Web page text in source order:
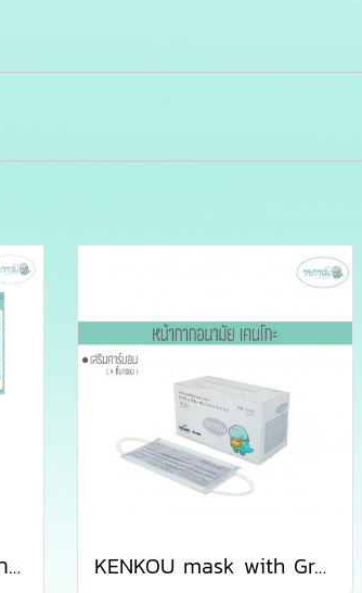
เซ็ตหน้ากากอนามัยทางการแพทย์เคนโกะ - เซ็ต 5 ซอง KENKOU mask with Gray Activated Carbon Filter containing 50 pieces/box